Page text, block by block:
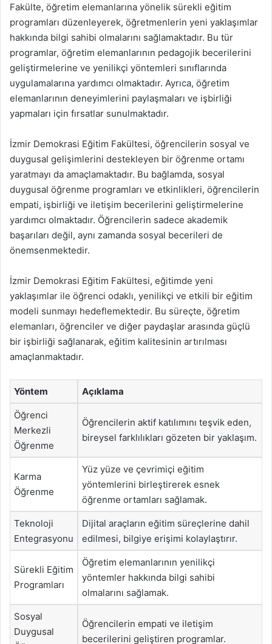
Fakülte, öğretim elemanlarına yönelik sürekli eğitim
programları düzenleyerek, öğretmenlerin yeni yaklaşımlar
hakkında bilgi sahibi olmalarını sağlamaktadır. Bu tür
programlar, öğretim elemanlarının pedagojik becerilerini
geliştirmelerine ve yenilikçi yöntemleri sınıflarında
uygulamalarına yardımcı olmaktadır. Ayrıca, öğretim
elemanlarının deneyimlerini paylaşmaları ve işbirliği
yapmaları için fırsatlar sunulmaktadır.
İzmir Demokrasi Eğitim Fakültesi, öğrencilerin sosyal ve
duygusal gelişimlerini destekleyen bir öğrenme ortamı
yaratmayı da amaçlamaktadır. Bu bağlamda, sosyal
duygusal öğrenme programları ve etkinlikleri, öğrencilerin
empati, işbirliği ve iletişim becerilerini geliştirmelerine
yardımcı olmaktadır. Öğrencilerin sadece akademik
başarıları değil, aynı zamanda sosyal becerileri de
önemsenmektedir.
İzmir Demokrasi Eğitim Fakültesi, eğitimde yeni
yaklaşımlar ile öğrenci odaklı, yenilikçi ve etkili bir eğitim
modeli sunmayı hedeflemektedir. Bu süreçte, öğretim
elemanları, öğrenciler ve diğer paydaşlar arasında güçlü
bir işbirliği sağlanarak, eğitim kalitesinin artırılması
amaçlanmaktadır.
Yöntem Açıklama
Öğrenci
Merkezli
Öğrenme
Öğrencilerin aktif katılımını teşvik eden,
bireysel farklılıkları gözeten bir yaklaşım.
Karma
Öğrenme
Yüz yüze ve çevrimiçi eğitim
yöntemlerini birleştirerek esnek
öğrenme ortamları sağlamak.
Teknoloji
Entegrasyonu
Dijital araçların eğitim süreçlerine dahil
edilmesi, bilgiye erişimi kolaylaştırır.
Sürekli Eğitim
Programları
Öğretim elemanlarının yenilikçi
yöntemler hakkında bilgi sahibi
olmalarını sağlamak.
Sosyal
Duygusal
Öğrencilerin empati ve iletişim
becerilerini geliştiren programlar.